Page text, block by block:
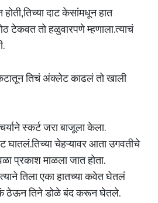
होती,तिच्या दाट केसांमधून हात
टेकवत तो हळुवारपणे म्हणाला.त्याचं
तिचं अंक्लेट काढलं तो खाली
स्कर्ट जरा बाजूला केला.
घातलं.तिच्या चेहऱ्यावर आता उगवतीचे
प्रकाश माळला जात होता.
तिला एका हातच्या कवेत घेतलं
ठेऊन तिने डोळे बंद करून घेतले.